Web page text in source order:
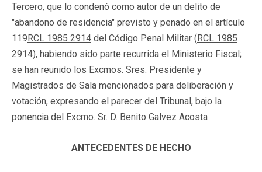
Tercero, que lo condenó como autor de un delito de
"abandono de residencia" previsto y penado en el artículo
119RCL 1985 2914 del Código Penal Militar (RCL 1985
2914), habiendo sido parte recurrida el Ministerio Fiscal;
se han reunido los Excmos. Sres. Presidente y
Magistrados de Sala mencionados para deliberación y
votación, expresando el parecer del Tribunal, bajo la
ponencia del Excmo. Sr. D. Benito Galvez Acosta
ANTECEDENTES DE HECHO